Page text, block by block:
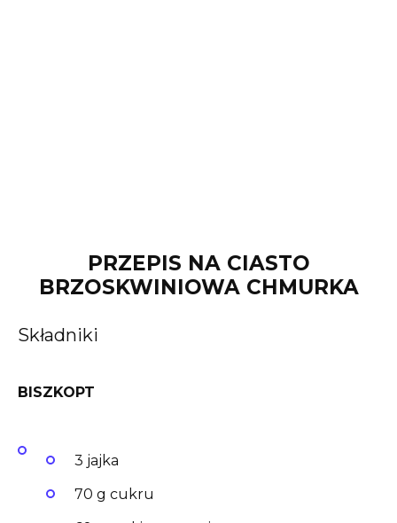
PRZEPIS NA CIASTO
BRZOSKWINIOWA CHMURKA
Składniki
BISZKOPT
3 jajka
70 g cukru